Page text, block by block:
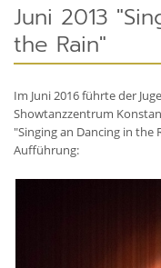
Juni 2013
the Rain"
Im Juni 2016 führte der
Showtanzzentrum
"Singing an Dancing in the
Aufführung: